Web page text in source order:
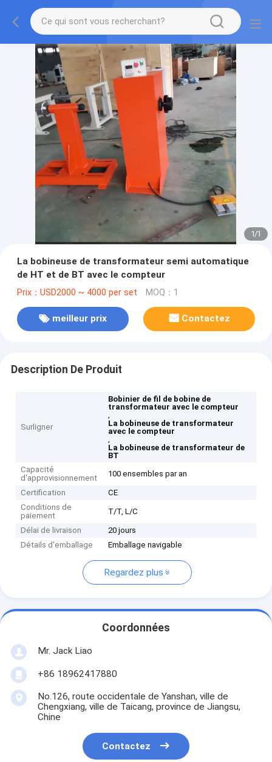
1/1
La bobineuse de transformateur semi automatique
de HT et de BT avec le compteur
Prix：USD2000 ~ 4000 per set MOQ：1
meilleur prix Contactez
Description De Produit
Surligner
Bobinier de fil de bobine de
transformateur avec le compteur
,
La bobineuse de transformateur
avec le compteur
,
La bobineuse de transformateur de
BT
Capacité
d'approvisionnement
100 ensembles par an
Certification
CE
Conditions de
paiement
T/T, L/C
Délai de livraison
20 jours
Détails d'emballage
Emballage navigable
Regardez plus
Coordonnées
Mr. Jack Liao
+86 18962417880
No.126, route occidentale de Yanshan, ville de
Chengxiang, ville de Taicang, province de Jiangsu,
Chine
Contactez